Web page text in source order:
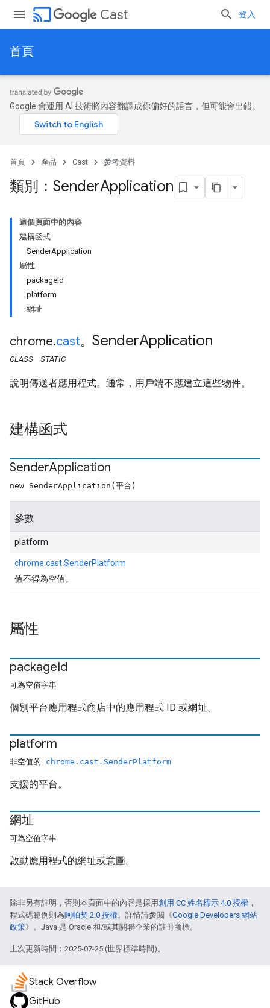
cast Cast 登入
首頁
Google 會運用 AI 技術將內容翻譯成你偏好的語言，但可能會出錯。
首頁 產品 Cast 參考資料
類別：SenderApplication
這個頁面中的內容
建構函式
SenderApplication
屬性
packageId
platform
網址
chrome.cast。 SenderApplication
CLASS STATIC
說明傳送者應用程式。通常，用戶端不應建立這些物件。
建構函式
SenderApplication
new SenderApplication(平台)
參數
platform
chrome.cast.SenderPlatform
值不得為空值。
屬性
packageId
可為空值字串
個別平台應用程式商店中的應用程式 ID 或網址。
platform
非空值的 chrome.cast.SenderPlatform
支援的平台。
網址
可為空值字串
啟動應用程式的網址或意圖。
除非另有註明，否則本頁面中的內容是採用創用 CC 姓名標示 4.0 授權 ，
程式碼範例則為阿帕契 2.0 授權。詳情請參閱《Google Developers 網站
政策》。Java 是 Oracle 和/或其關聯企業的註冊商標。
上次更新時間：2025-07-25 (世界標準時間)。
Stack Overflow
GitHub